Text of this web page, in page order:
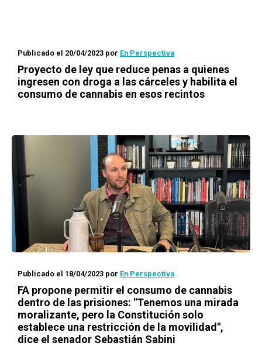
Publicado el 20/04/2023 por En Perspectiva
Proyecto de ley que reduce penas a quienes
ingresen con droga a las cárceles y habilita el
consumo de cannabis en esos recintos
Publicado el 18/04/2023 por En Perspectiva
FA propone permitir el consumo de cannabis
dentro de las prisiones: "Tenemos una mirada
moralizante, pero la Constitución solo
establece una restricción de la movilidad",
dice el senador Sebastián Sabini